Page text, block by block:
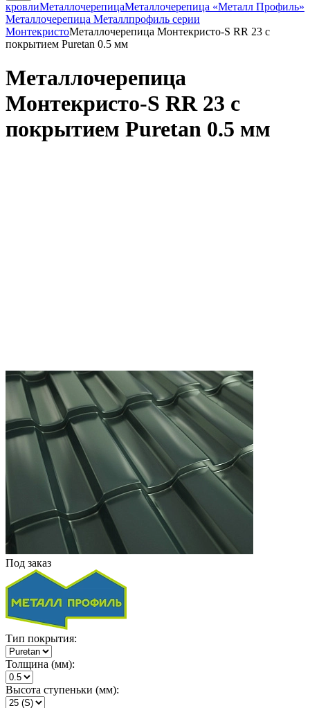
кровлиМеталлочерепицаМеталлочерепица «Металл Профиль»
Металлочерепица Металлпрофиль серии
МонтекристоМеталлочерепица Монтекристо-S RR 23 с
покрытием Puretan 0.5 мм
Металлочерепица
Монтекристо-S RR 23 с
покрытием Puretan 0.5 мм
Под заказ
Тип покрытия:
Толщина (мм):
Высота ступеньки (мм):